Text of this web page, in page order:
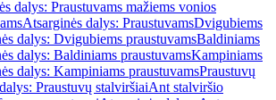
dalys: Praustuvams mažiems vonios
Atsarginės dalys: PraustuvamsDvigubiems
dalys: Dvigubiems praustuvamsBaldiniams
dalys: Baldiniams praustuvamsKampiniams
dalys: Kampiniams praustuvamsPraustuvų
Praustuvų stalviršiaiAnt stalviršio